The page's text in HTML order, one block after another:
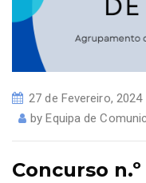
27 de Fevereiro, 2024
by Equipa de
Concurso